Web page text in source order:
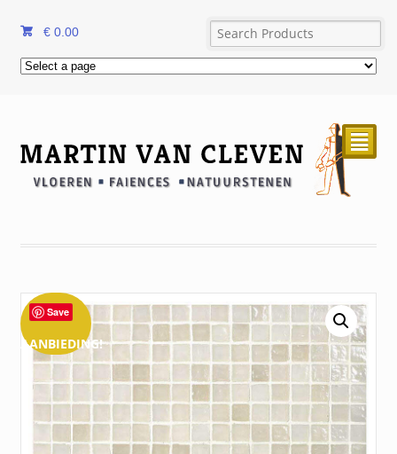
€ 0.00
²
AANBIEDING!
Save